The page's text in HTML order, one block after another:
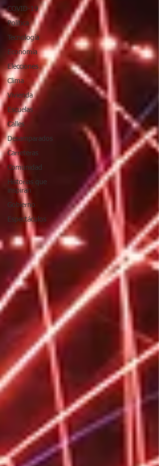
COVID-19
Política
Tecnología
Economía
Elecciones
Clima
Vivienda
Escuelas
Calles
Desamparados
Carreteras
Comunidad
Historias que
inspiran
Gobierno
Espectáculos